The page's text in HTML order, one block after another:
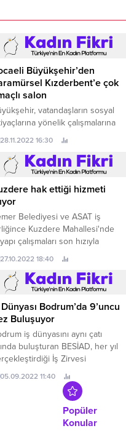
Büyükşehir’den
Kızderbent’e çok
salon
vatandaşların sosyal
yönelik çalışmalarına
28.11.2022 16:30
hak ettiği hizmeti
Belediyesi ve ASAT iş
Kuzdere Mahallesi'nde
çalışmaları son hızıyla
27.10.2022 18:40
Bodrum’da 9’uncu
Buluşuyor
iş dünyasını aynı çatı
buluşturan BESİAD, her yıl
İş Zirvesi
9’uncusunu 27-29
tarihleri arasında yapmaya
Popüler